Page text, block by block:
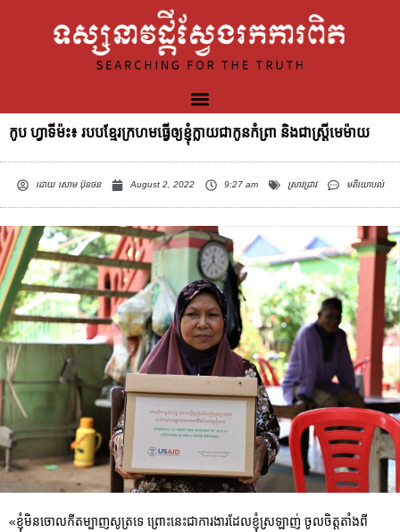
កូប ហ្វាទីម៉ះ៖ របបខ្មែរក្រហមធ្វើឲ្យខ្ញុំក្លាយជាកូនកំព្រា និងជាស្រ្តីមេម៉ាយ
ដោយសោម ប៊ុនថន August 2, 2022 9:27 am ស្រាវជ្រាវ មតិយោបល់
«ខ្ញុំមិនចោលកីតម្បាញសូត្រទេ ព្រោះនេះជាការងារដែលខ្ញុំស្រឡាញ់ ចូលចិត្តតាំងពី